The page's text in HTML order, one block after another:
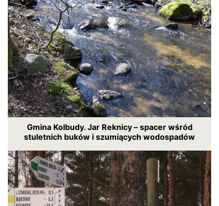
Gmina Kolbudy. Jar Reknicy – spacer wśród
stuletnich buków i szumiących wodospadów